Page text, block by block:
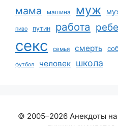
мама машина муж
пиво путин работа
секс семья смерть
футбол человек школа
© 2005–2026 Анекдоты